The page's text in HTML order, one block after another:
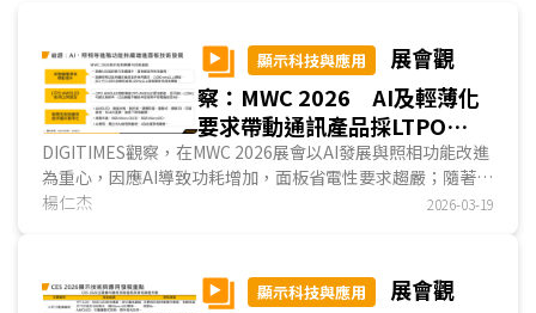
顯示科技與應用
展會觀
察：MWC 2026 AI及輕薄化
要求帶動通訊產品採LTPO
AMOLED比重增加
DIGITIMES觀察，在MWC 2026展會以AI發展與照相功能改進
為重心，因應AI導致功耗增加，面板省電性要求趨嚴；隨著照
相功能改善，DCI-P3 100%的色彩飽和度成為高階智慧型手
品採用...
楊仁杰 2026-03-19
顯示科技與應用
展會觀